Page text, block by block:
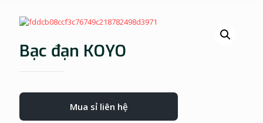
Bạc đạn KOYO
Mua sỉ liên hệ